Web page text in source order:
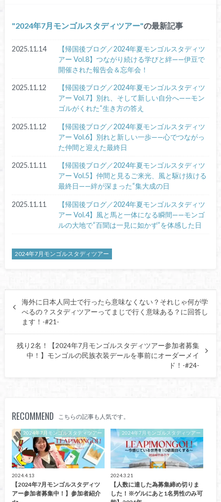
2024年7月モンゴルスタディツアー の最新記事
2025.11.14
【帰国後ブログ／2024年夏モンゴルスタディツ
アー Vol.8】つながり続ける学びと絆——伊豆で
開催された報告会＆忘年会！
2025.11.12
【帰国後ブログ／2024年夏モンゴルスタディツ
アー Vol.7】別れ、そして新しい自分へ——モン
ゴルがくれた“生き方の答え
2025.11.12
【帰国後ブログ／2024年夏モンゴルスタディツ
アー Vol.6】別れと新しい一歩——心でつながっ
た仲間と迎えた最終日
2025.11.11
【帰国後ブログ／2024年夏モンゴルスタディツ
アー Vol.5】仲間と見るご来光、風と駆け抜ける
最終日——絆が深まった“集大成の日
2025.11.11
【帰国後ブログ／2024年夏モンゴルスタディツ
アー Vol.4】風と馬と一体になる瞬間——モンゴ
ルの大地で“百聞は一見に如かず”を体感した日
2024年7月モンゴルスタディツアー
海外に日本人同士で行ったら意味なくない？それじゃ何が学
べるの？スタディツアーってまじで行く意味ある？に回答し
ます！-#21-
残り2名！【2024年7月モンゴルスタディツアー参加者募集
中！】モンゴルの民族衣装デールを事前にオーダーメイ
ド！-#24-
RECOMMEND こちらの記事も人気です。
2024年7月モンゴルスタディツアー
2024.4.13
【2024年7月モンゴルスタディツ
アー参加者募集中！】参加者紹介
2024年7月モンゴルスタディツアー
2024.3.21
【人数に達した為募集締め切りま
した！※ゲルにあと1名男性のみ可